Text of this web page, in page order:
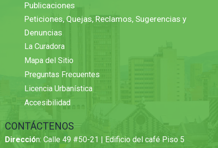
Publicaciones
Peticiones, Quejas, Reclamos, Sugerencias y
Denuncias
La Curadora
Mapa del Sitio
Preguntas Frecuentes
Licencia Urbanística
Accesibilidad
CONTÁCTENOS
Dirección: Calle 49 #50-21 | Edificio del café Piso 5